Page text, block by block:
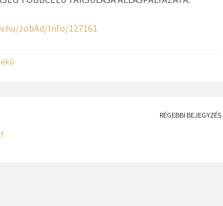
JobAd/Info/127161
RÉGEBBI BEJEGYZÉS